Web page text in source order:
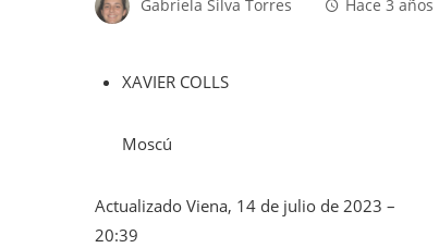
Gabriela Silva Torres Hace 3 años
XAVIER COLLS
Moscú
Actualizado Viena, 14 de julio de 2023 –
20:39